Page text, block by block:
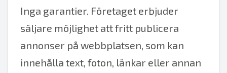
Inga garantier. Företaget erbjuder
säljare möjlighet att fritt publicera
annonser på webbplatsen, som kan
innehålla text, foton, länkar eller annan